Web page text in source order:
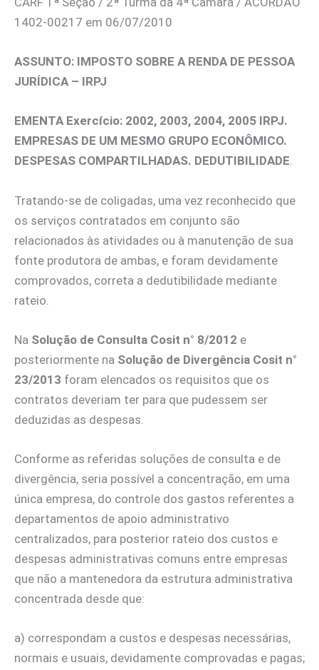
1402-00217 em 06/07/2010
ASSUNTO: IMPOSTO SOBRE A RENDA DE PESSOA
JURÍDICA – IRPJ
EMENTA Exercício: 2002, 2003, 2004, 2005 IRPJ.
EMPRESAS DE UM MESMO GRUPO ECONÔMICO.
DESPESAS COMPARTILHADAS. DEDUTIBILIDADE.
Tratando-se de coligadas, uma vez reconhecido que
os serviços contratados em conjunto são
relacionados às atividades ou à manutenção de sua
fonte produtora de ambas, e foram devidamente
comprovados, correta a dedutibilidade mediante
rateio.
Na Solução de Consulta Cosit n° 8/2012 e
posteriormente na Solução de Divergência Cosit n°
23/2013 foram elencados os requisitos que os
contratos deveriam ter para que pudessem ser
deduzidas as despesas.
Conforme as referidas soluções de consulta e de
divergência, seria possível a concentração, em uma
única empresa, do controle dos gastos referentes a
departamentos de apoio administrativo
centralizados, para posterior rateio dos custos e
despesas administrativas comuns entre empresas
que não a mantenedora da estrutura administrativa
concentrada desde que:
a) correspondam a custos e despesas necessárias,
normais e usuais, devidamente comprovadas e pagas;